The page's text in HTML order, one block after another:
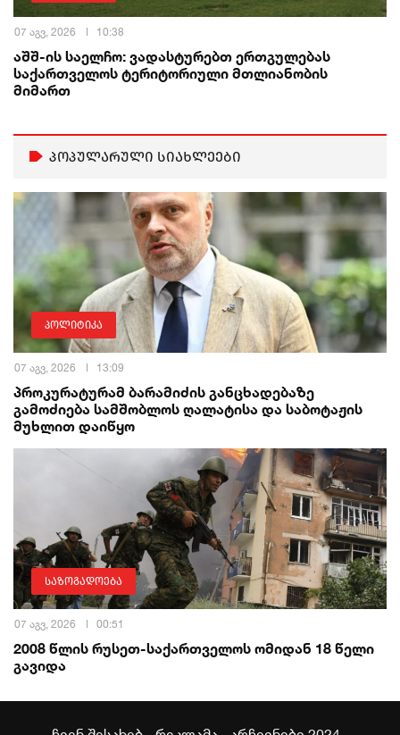
07 აგვ, 2026 10:38
აშშ-ის საელჩო: ვადასტურებთ ერთგულებას
საქართველოს ტერიტორიული მთლიანობის
მიმართ
პოპულარული სიახლეები
პოლიტიკა
07 აგვ, 2026 13:09
პროკურატურამ ბარამიძის განცხადებაზე
გამოძიება სამშობლოს ღალატისა და საბოტაჟის
მუხლით დაიწყო
საზოგადოება
07 აგვ, 2026 00:51
2008 წლის რუსეთ-საქართველოს ომიდან 18 წელი
გავიდა